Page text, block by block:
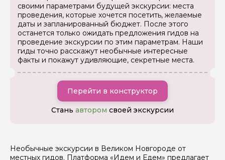
своими параметрами будущей экскурсии: места
проведения, которые хочется посетить, желаемые
даты и запланированный бюджет. После этого
останется только ожидать предложения гидов на
проведение экскурсии по этим параметрам. Наши
гиды точно расскажут необычные интересные
факты и покажут удивляющие, секретные места.
Перейти в конструктор
Стань автором своей экскурсии
Необычные экскурсии в Великом Новгороде от
местных гидов. Платформа «Идем и Едем» предлагает
Вопросы и комментарии
Если у вас есть интересующие вопросы, можете их
задать
Я даю своё согласие на обработку персональных